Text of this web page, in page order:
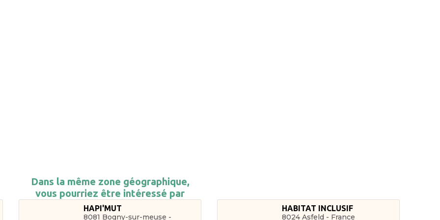
Dans la même zone géographique,
vous pourriez être intéressé par
HAPI'MUT
8081 Bogny-sur-meuse -
HABITAT INCLUSIF
8024 Asfeld - France